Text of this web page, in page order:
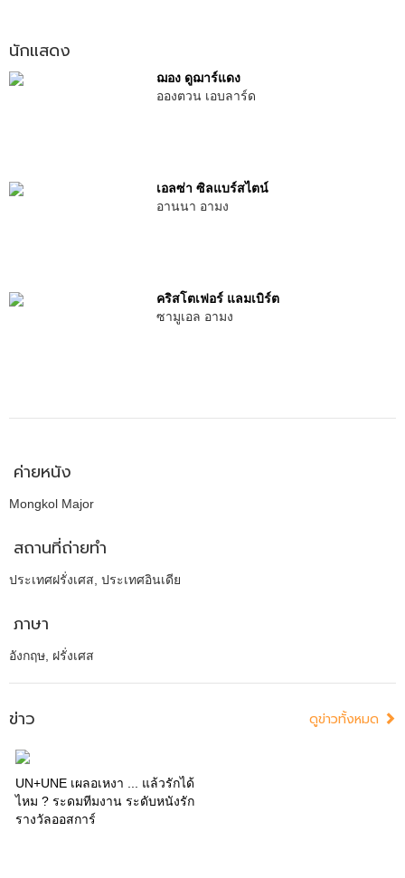
นักแสดง
ฌอง ดูฌาร์แดง
อองตวน เอบลาร์ด
เอลซ่า ซิลแบร์สไตน์
อานนา อามง
คริสโตเฟอร์ แลมเบิร์ต
ซามูเอล อามง
ค่ายหนัง
Mongkol Major
สถานที่ถ่ายทำ
ประเทศฝรั่งเศส, ประเทศอินเดีย
ภาษา
อังกฤษ, ฝรั่งเศส